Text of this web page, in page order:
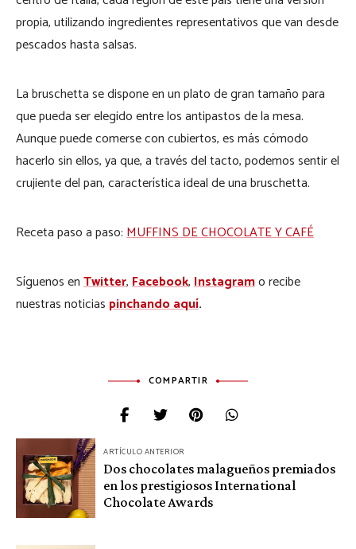
propia, utilizando ingredientes representativos que van desde
pescados hasta salsas.
La bruschetta se dispone en un plato de gran tamaño para
que pueda ser elegido entre los antipastos de la mesa.
Aunque puede comerse con cubiertos, es más cómodo
hacerlo sin ellos, ya que, a través del tacto, podemos sentir el
crujiente del pan, característica ideal de una bruschetta.
Receta paso a paso:MUFFINS DE CHOCOLATE Y CAFÉ
Síguenos enTwitter,Facebook,Instagramo recibe
nuestras noticias pinchando aquí.
COMPARTIR
Navegación
de
entradas
ARTÍCULO ANTERIOR
Dos chocolates malagueños premiados
en los prestigiosos International
Chocolate Awards